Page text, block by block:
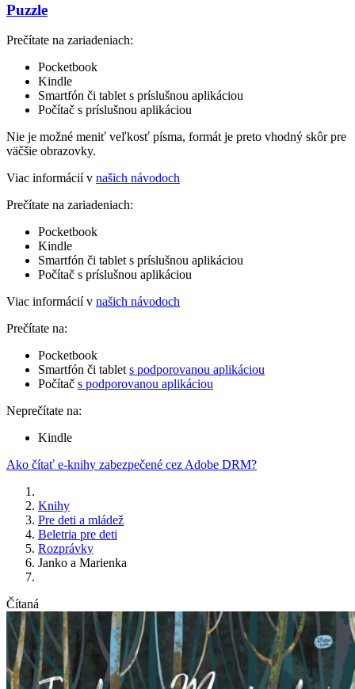
Puzzle
Prečítate na zariadeniach:
Pocketbook
Kindle
Smartfón či tablet s príslušnou aplikáciou
Počítač s príslušnou aplikáciou
Nie je možné meniť veľkosť písma, formát je preto vhodný skôr pre
väčšie obrazovky.
Viac informácií v našich návodoch
Prečítate na zariadeniach:
Pocketbook
Kindle
Smartfón či tablet s príslušnou aplikáciou
Počítač s príslušnou aplikáciou
Viac informácií v našich návodoch
Prečítate na:
Pocketbook
Smartfón či tablet s podporovanou aplikáciou
Počítač s podporovanou aplikáciou
Neprečítate na:
Kindle
Ako čítať e-knihy zabezpečené cez Adobe DRM?
Knihy
Pre deti a mládež
Beletria pre deti
Rozprávky
Janko a Marienka
Čítaná